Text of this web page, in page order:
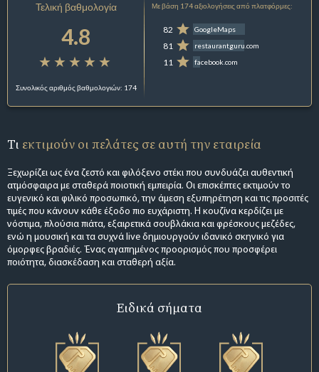
Τελική βαθμολογία
4.8
Συνολικός αριθμός βαθμολογιών: 174
Με βάση 174 αξιολογήσεις από πλατφόρμες:
82 GoogleMaps
81 restaurantguru.com
11 facebook.com
Τι εκτιμούν οι πελάτες σε αυτή την εταιρεία
Ξεχωρίζει ως ένα ζεστό και φιλόξενο στέκι που συνδυάζει αυθεντική
ατμόσφαιρα με σταθερά ποιοτική εμπειρία. Οι επισκέπτες εκτιμούν το
ευγενικό και φιλικό προσωπικό, την άμεση εξυπηρέτηση και τις προσιτές
τιμές που κάνουν κάθε έξοδο πιο ευχάριστη. Η κουζίνα κερδίζει με
νόστιμα, πλούσια πιάτα, εξαιρετικά σουβλάκια και φρέσκους μεζέδες,
ενώ η μουσική και τα συχνά live δημιουργούν ιδανικό σκηνικό για
όμορφες βραδιές. Ένας αγαπημένος προορισμός που προσφέρει
ποιότητα, διασκέδαση και σταθερή αξία.
Ειδικά σήματα